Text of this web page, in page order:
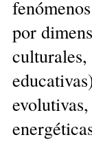
por
culturales,